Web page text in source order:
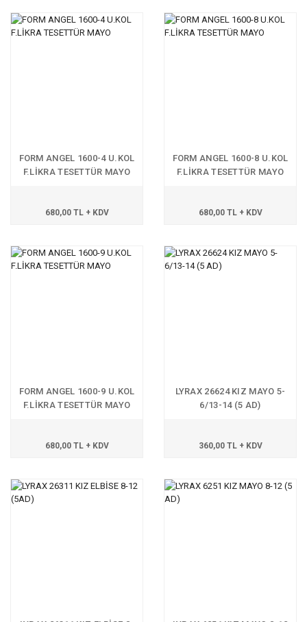
FORM ANGEL 1600-4 U.KOL
F.LİKRA TESETTÜR MAYO
680,00 TL + KDV
FORM ANGEL 1600-8 U.KOL
F.LİKRA TESETTÜR MAYO
680,00 TL + KDV
FORM ANGEL 1600-9 U.KOL
F.LİKRA TESETTÜR MAYO
680,00 TL + KDV
LYRAX 26624 KIZ MAYO 5-
6/13-14 (5 AD)
360,00 TL + KDV